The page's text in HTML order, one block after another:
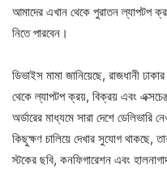
আমাদের এখান থেকে পুরাতন ল্যাপটপ
নিতে পারবেন।
ডিভাইস মামা জানিয়েছে, রাজধানী
থেকে ল্যাপটপ ক্রয়, বিক্রয় এবং
অর্ডারের মাধ্যমে সারা দেশে
কিছুক্ষণ চালিয়ে দেখার সুযোগ থাকছে,
স্টকের ছবি, কনফিগারেশন এবং